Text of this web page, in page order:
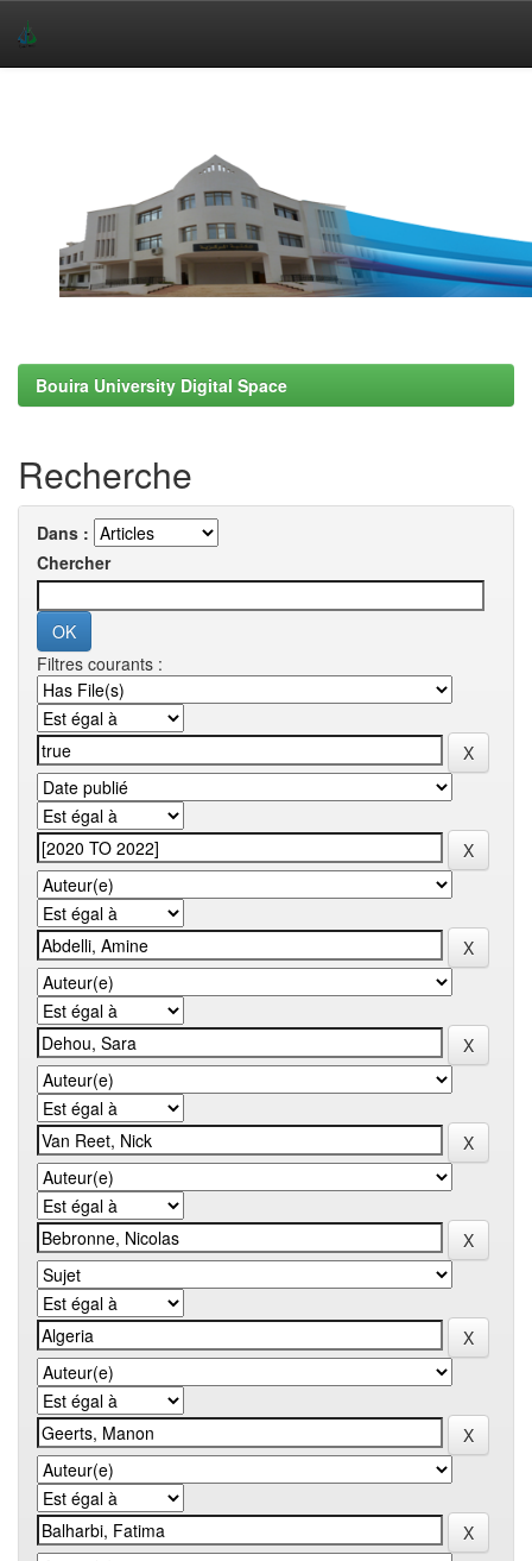
Bouira University Digital Space
Recherche
Dans :
Chercher
Filtres courants :